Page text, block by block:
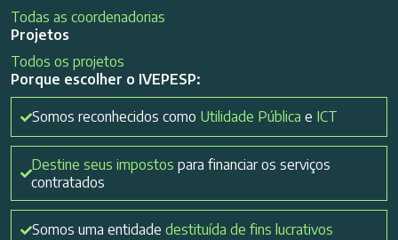
Todas as coordenadorias
Projetos
Todos os projetos
Porque escolher o IVEPESP:
Somos reconhecidos como Utilidade Pública e ICT
Destine seus impostos para financiar os serviços
contratados
Somos uma entidade destituída de fins lucrativos